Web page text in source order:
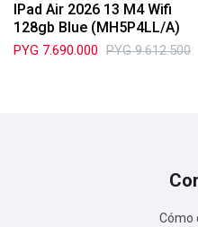
IPad Air 2026 13 M4 Wifi
128gb Blue (MH5P4LL/A)
PYG 7.690.000 PYG 9.612.500
Cómo